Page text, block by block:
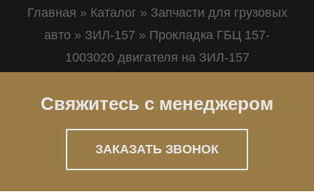
Главная » Каталог » Запчасти для грузовых
авто » ЗИЛ-157 » Прокладка ГБЦ 157-
1003020 двигателя на ЗИЛ-157
Свяжитесь с менеджером
ЗАКАЗАТЬ ЗВОНОК